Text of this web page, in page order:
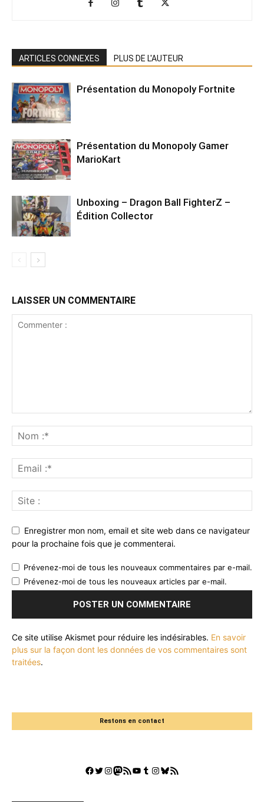
ARTICLES CONNEXES PLUS DE L'AUTEUR
Présentation du Monopoly Fortnite
Présentation du Monopoly Gamer
MarioKart
Unboxing – Dragon Ball FighterZ –
Édition Collector
LAISSER UN COMMENTAIRE
Enregistrer mon nom, email et site web dans ce navigateur
pour la prochaine fois que je commenterai.
Prévenez-moi de tous les nouveaux commentaires par e-mail.
Prévenez-moi de tous les nouveaux articles par e-mail.
Ce site utilise Akismet pour réduire les indésirables. En savoir
plus sur la façon dont les données de vos commentaires sont
traitées.
Restons en contact
Facebook
Twitter
Instagram
Mastodon
Flux RSSYouTube
Tumblr
Instagram
Bluesky
GestGame